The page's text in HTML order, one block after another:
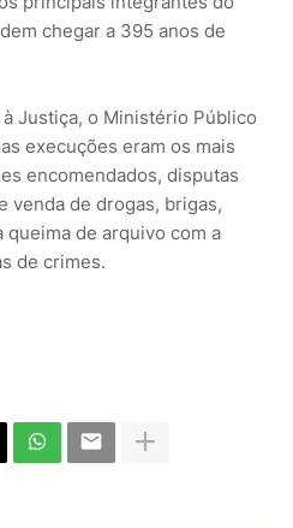
chegar a 395 anos de
Justiça, o Ministério Público
execuções eram os mais
encomendados, disputas
venda de drogas, brigas,
de arquivo com a
de crimes.